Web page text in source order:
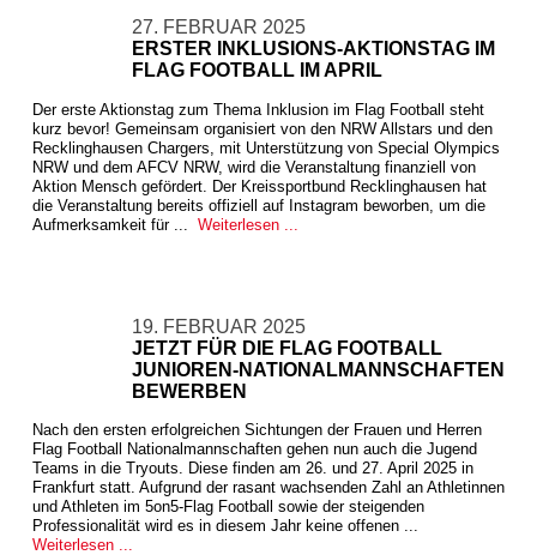
27. FEBRUAR 2025
ERSTER INKLUSIONS-AKTIONSTAG IM
FLAG FOOTBALL IM APRIL
Der erste Aktionstag zum Thema Inklusion im Flag Football steht
kurz bevor! Gemeinsam organisiert von den NRW Allstars und den
Recklinghausen Chargers, mit Unterstützung von Special Olympics
NRW und dem AFCV NRW, wird die Veranstaltung finanziell von
Aktion Mensch gefördert. Der Kreissportbund Recklinghausen hat
die Veranstaltung bereits offiziell auf Instagram beworben, um die
Aufmerksamkeit für ... Weiterlesen ...
19. FEBRUAR 2025
JETZT FÜR DIE FLAG FOOTBALL
JUNIOREN-NATIONALMANNSCHAFTEN
BEWERBEN
Nach den ersten erfolgreichen Sichtungen der Frauen und Herren
Flag Football Nationalmannschaften gehen nun auch die Jugend
Teams in die Tryouts. Diese finden am 26. und 27. April 2025 in
Frankfurt statt. Aufgrund der rasant wachsenden Zahl an Athletinnen
und Athleten im 5on5-Flag Football sowie der steigenden
Professionalität wird es in diesem Jahr keine offenen ...
Weiterlesen ...